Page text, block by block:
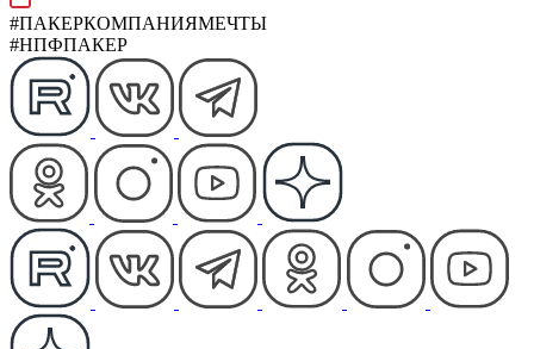
#ПАКЕРКОМПАНИЯМЕЧТЫ
#НПФПАКЕР